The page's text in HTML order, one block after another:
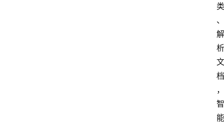
类
、
解
析
文
档
，
智
能